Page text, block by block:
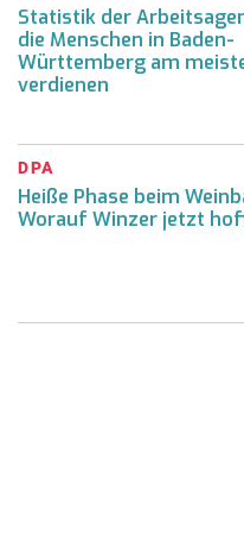
Statistik der
die Menschen in Baden-
Württemberg am
verdienen
DPA
Heiße Phase beim
Worauf Winzer jetzt